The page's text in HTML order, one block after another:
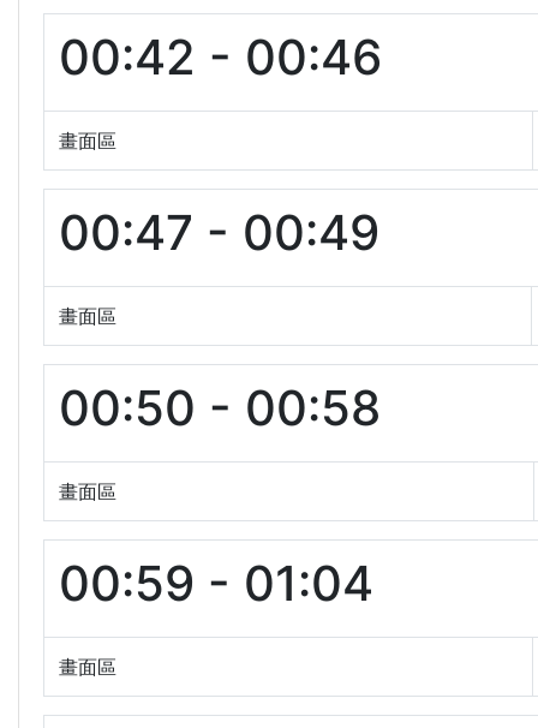
00:42 - 00:46
畫面區
00:47 - 00:49
畫面區
00:50 - 00:58
畫面區
00:59 - 01:04
畫面區